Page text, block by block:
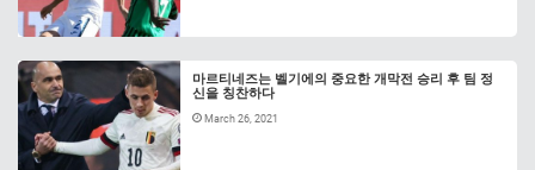
마르티네즈는 벨기에의 중요한 개막전 승리 후 팀 정
신을 칭찬하다
March 26, 2021